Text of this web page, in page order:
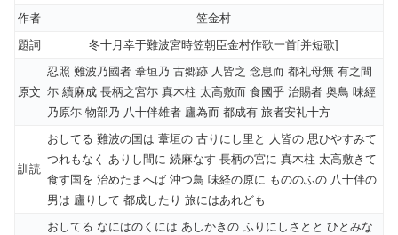
作者
笠金村
題詞
冬十月幸于難波宮時笠朝臣金村作歌一首[并短歌]
原文
忍照 難波乃國者 葦垣乃 古郷跡 人皆之 念息而 都礼母無 有之間
尓 續麻成 長柄之宮尓 真木柱 太高敷而 食國乎 治賜者 奥鳥 味經
乃原尓 物部乃 八十伴雄者 廬為而 都成有 旅者安礼十方
訓読
おしてる 難波の国は 葦垣の 古りにし里と 人皆の 思ひやすみて
つれもなく ありし間に 続麻なす 長柄の宮に 真木柱 太高敷きて
食す国を 治めたまへば 沖つ鳥 味経の原に もののふの 八十伴の
男は 廬りして 都成したり 旅にはあれども
おしてる なにはのくには あしかきの ふりにしさとと ひとみな